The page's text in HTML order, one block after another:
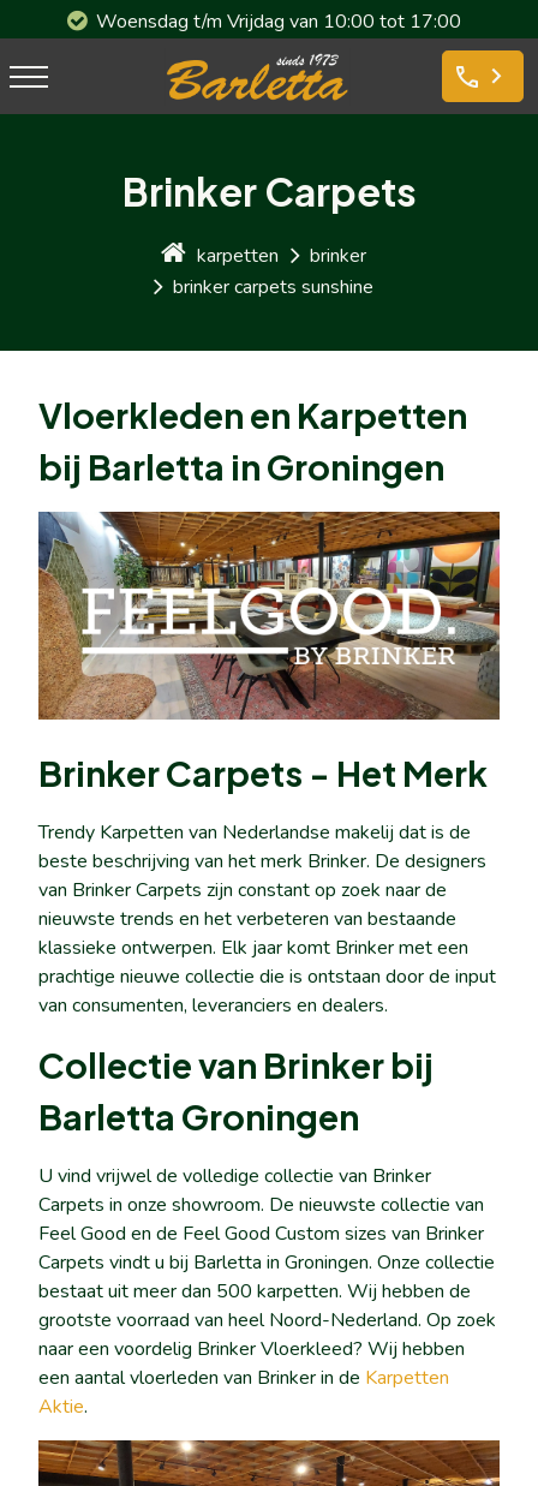
phone
Woensdag t/m Vrijdag van 10:00 tot 17:00
Brinker Carpets
karpetten
brinker
brinker carpets sunshine
Vloerkleden en Karpetten
bij Barletta in Groningen
Brinker Carpets - Het Merk
Trendy Karpetten van Nederlandse makelij dat is de
beste beschrijving van het merk Brinker. De designers
van Brinker Carpets zijn constant op zoek naar de
nieuwste trends en het verbeteren van bestaande
klassieke ontwerpen. Elk jaar komt Brinker met een
prachtige nieuwe collectie die is ontstaan door de input
van consumenten, leveranciers en dealers.
Collectie van Brinker bij
Barletta Groningen
U vind vrijwel de volledige collectie van Brinker
Carpets in onze showroom. De nieuwste collectie van
Feel Good en de Feel Good Custom sizes van Brinker
Carpets vindt u bij Barletta in Groningen. Onze collectie
bestaat uit meer dan 500 karpetten. Wij hebben de
grootste voorraad van heel Noord-Nederland. Op zoek
naar een voordelig Brinker Vloerkleed? Wij hebben
een aantal vloerleden van Brinker in de Karpetten
Aktie.